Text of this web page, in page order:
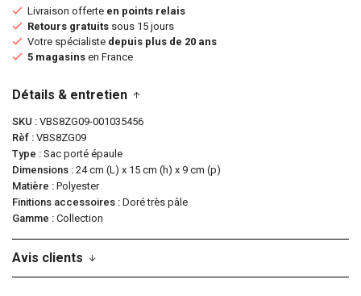
Livraison offerte en points relais
Retours gratuits sous 15 jours
Votre spécialiste depuis plus de 20 ans
5 magasins en France
Détails & entretien
SKU
VBS8ZG09-001035456
Rèf VBS8ZG09
Type
Sac porté épaule
Dimensions 24 cm (L) x 15 cm (h) x 9 cm (p)
Matière
Polyester
Finitions accessoires Doré très pâle
Gamme
Collection
Avis clients